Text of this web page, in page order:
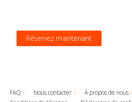
Réservez maintenant
Réservez maintenant
Réservez maintenant
Réservez maintenant
FAQ Nous contacter À propos de nous